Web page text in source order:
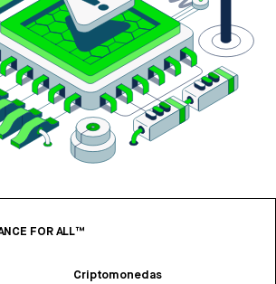
FOR ALL™
Criptomonedas